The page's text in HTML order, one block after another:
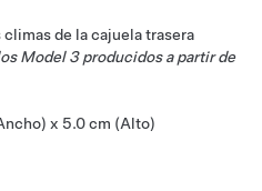
de la cajuela trasera
Model 3 producidos a partir de
x 5.0 cm (Alto)